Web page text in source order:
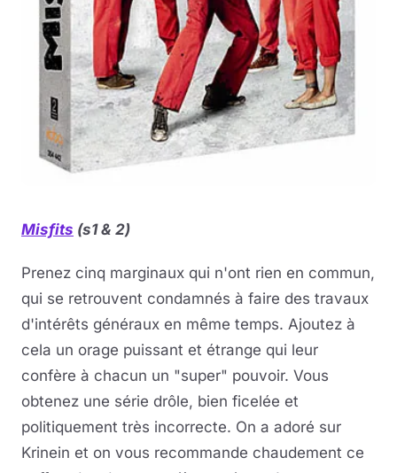
Misfits (s1 & 2)
Prenez cinq marginaux qui n'ont rien en commun,
qui se retrouvent condamnés à faire des travaux
d'intérêts généraux en même temps. Ajoutez à
cela un orage puissant et étrange qui leur
confère à chacun un "super" pouvoir. Vous
obtenez une série drôle, bien ficelée et
politiquement très incorrecte. On a adoré sur
Krinein et on vous recommande chaudement ce